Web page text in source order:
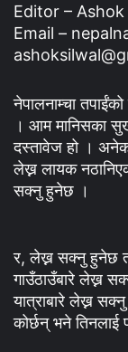
Editor – Ashok
Email –
नेपालनाम्चा
। आम मानिसका
दस्तावेज हो ।
लेख्न लायक
सक्नु हुनेछ ।
र, लेख्न सक्नु हुनेछ
गाउँठाउँबारे लेख्न
यात्राबारे लेख्न
कोर्छन् भने